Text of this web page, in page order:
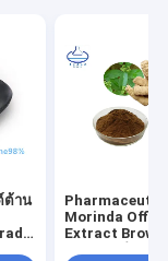
ต้าน
Morinda
Extract Brown